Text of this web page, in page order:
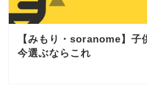
【みもり・soranome】子
今選ぶならこれ